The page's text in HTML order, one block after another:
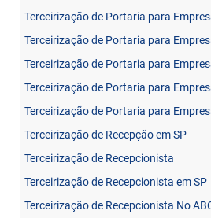
Terceirização de Portaria para
Terceirização de Portaria para
Terceirização de Portaria para
Terceirização de Portaria para
Terceirização de Portaria para
Terceirização de Recepção em SP
Terceirização de Recepcionista
Terceirização de Recepcionista em SP
Terceirização de Recepcionista No